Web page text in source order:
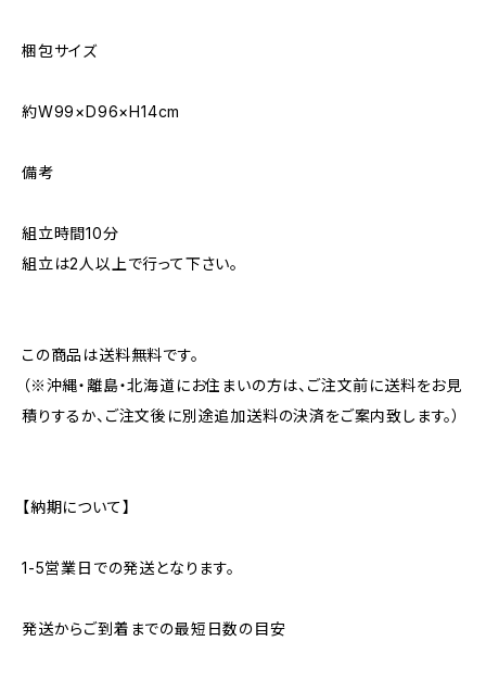
梱包サイズ
約W99×D96×H14cm
備考
組立時間10分
組立は2人以上で行って下さい。
この商品は送料無料です。
（※沖縄・離島・北海道にお住まいの方は、ご注文前に送料をお見
積りするか、ご注文後に別途追加送料の決済をご案内致します。）
【納期について】
1-5営業日での発送となります。
発送からご到着までの最短日数の目安